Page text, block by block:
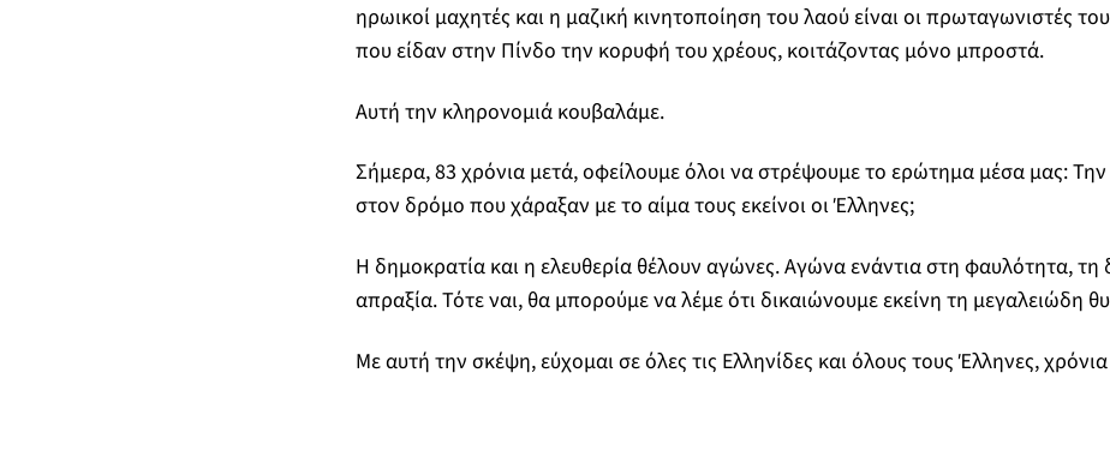
ηρωικοί μαχητές και η μαζική κινητοποίηση του λαού είναι οι πρωταγωνιστές
που είδαν στην Πίνδο την κορυφή του χρέους, κοιτάζοντας μόνο μπροστά.
Αυτή την κληρονομιά κουβαλάμε.
Σήμερα, 83 χρόνια μετά, οφείλουμε όλοι να στρέψουμε το ερώτημα μέσα μας: Την
στον δρόμο που χάραξαν με το αίμα τους εκείνοι οι Έλληνες;
Η δημοκρατία και η ελευθερία θέλουν αγώνες. Αγώνα ενάντια στη φαυλότητα, τη
απραξία. Τότε ναι, θα μπορούμε να λέμε ότι δικαιώνουμε εκείνη τη μεγαλειώδη
Με αυτή την σκέψη, εύχομαι σε όλες τις Ελληνίδες και όλους τους Έλληνες,